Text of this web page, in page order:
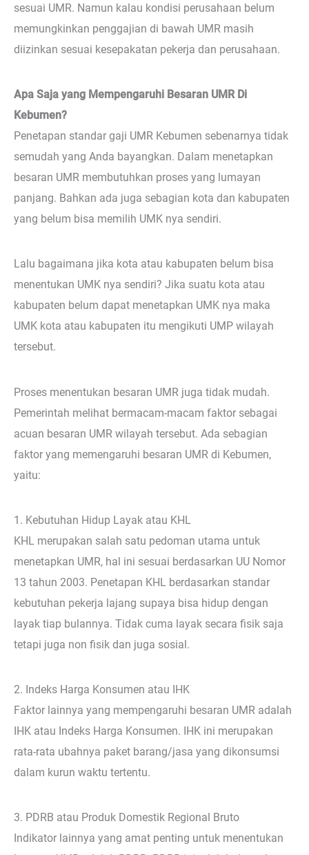
sesuai UMR. Namun kalau kondisi perusahaan belum
memungkinkan penggajian di bawah UMR masih
diizinkan sesuai kesepakatan pekerja dan perusahaan.
Apa Saja yang Mempengaruhi Besaran UMR Di
Kebumen?
Penetapan standar gaji UMR Kebumen sebenarnya tidak
semudah yang Anda bayangkan. Dalam menetapkan
besaran UMR membutuhkan proses yang lumayan
panjang. Bahkan ada juga sebagian kota dan kabupaten
yang belum bisa memilih UMK nya sendiri.
Lalu bagaimana jika kota atau kabupaten belum bisa
menentukan UMK nya sendiri? Jika suatu kota atau
kabupaten belum dapat menetapkan UMK nya maka
UMK kota atau kabupaten itu mengikuti UMP wilayah
tersebut.
Proses menentukan besaran UMR juga tidak mudah.
Pemerintah melihat bermacam-macam faktor sebagai
acuan besaran UMR wilayah tersebut. Ada sebagian
faktor yang memengaruhi besaran UMR di Kebumen,
yaitu:
1. Kebutuhan Hidup Layak atau KHL
KHL merupakan salah satu pedoman utama untuk
menetapkan UMR, hal ini sesuai berdasarkan UU Nomor
13 tahun 2003. Penetapan KHL berdasarkan standar
kebutuhan pekerja lajang supaya bisa hidup dengan
layak tiap bulannya. Tidak cuma layak secara fisik saja
tetapi juga non fisik dan juga sosial.
2. Indeks Harga Konsumen atau IHK
Faktor lainnya yang mempengaruhi besaran UMR adalah
IHK atau Indeks Harga Konsumen. IHK ini merupakan
rata-rata ubahnya paket barang/jasa yang dikonsumsi
dalam kurun waktu tertentu.
3. PDRB atau Produk Domestik Regional Bruto
Indikator lainnya yang amat penting untuk menentukan